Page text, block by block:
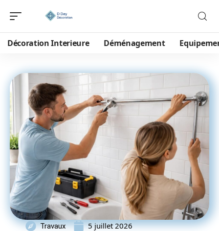
Décoration Interieure Déménagement
Travaux 5 juillet 2026